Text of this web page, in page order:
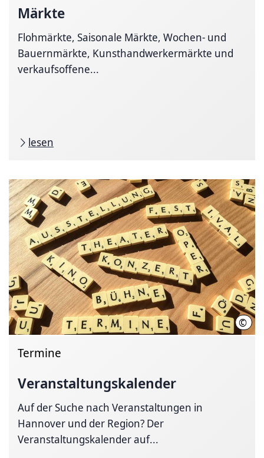
Märkte
Flohmärkte, Saisonale Märkte, Wochen- und
Bauernmärkte, Kunsthandwerkermärkte und
verkaufsoffene...
lesen
©
Termine
Veranstaltungskalender
Auf der Suche nach Veranstaltungen in
Hannover und der Region? Der
Veranstaltungskalender auf...